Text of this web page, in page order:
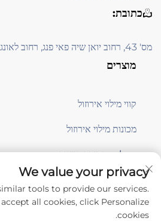
כתובת:
מס' 43, רחוב יואן שיה פאי פנג, רחוב לאונגיי, מחוז ביון, גואנגג'ו, סין
מוצרים
קווי מילוי אירוזול
מכונות מילוי אירוזול
معدات תמיכה בייצור
We value your privacy
tools to provide our services.
all cookies, click Personalize
cookies.